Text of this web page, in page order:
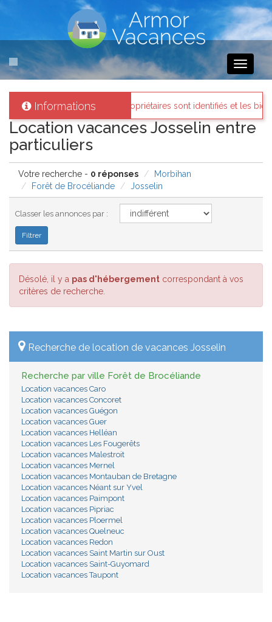
Toggle
Informations
vacances: Tous les propriétaires sont identifiés et les biens
Location vacances Josselin entre
particuliers
Votre recherche - 0 réponses
Morbihan
Forêt de Brocéliande
Josselin
Classer les annonces par :
Désolé, il y a pas d'hébergement correspondant à vos
critères de recherche.
Recherche de location de vacances Josselin
Recherche par ville Forêt de Brocéliande
Location vacances Caro
Location vacances Concoret
Location vacances Guégon
Location vacances Guer
Location vacances Helléan
Location vacances Les Fougerêts
Location vacances Malestroit
Location vacances Mernel
Location vacances Montauban de Bretagne
Location vacances Néant sur Yvel
Location vacances Paimpont
Location vacances Pipriac
Location vacances Ploermel
Location vacances Quelneuc
Location vacances Redon
Location vacances Saint Martin sur Oust
Location vacances Saint-Guyomard
Location vacances Taupont